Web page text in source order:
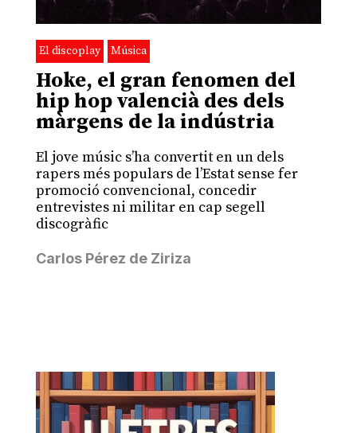
El discoplay Música
Hoke, el gran fenomen del
hip hop valencià des dels
màrgens de la indústria
El jove músic s’ha convertit en un dels
rapers més populars de l’Estat sense fer
promoció convencional, concedir
entrevistes ni militar en cap segell
discogràfic
Carlos Pérez de Ziriza